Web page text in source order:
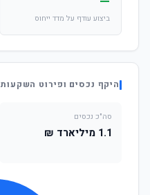
ביצוע עודף על מדד ייחוס
היקף נכסים ופירוט השקעות
סה"כ נכסים
1.1 מיליארד ₪